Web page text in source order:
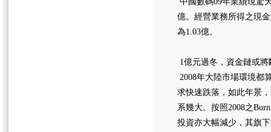
億。經營業務所得之現
為1.03億。
1億元過冬，資金鏈或將
2008年大陸市場環境都
求快速跌落，如此年景
系幾大。按照2008之
投資亦大幅減少，其旗